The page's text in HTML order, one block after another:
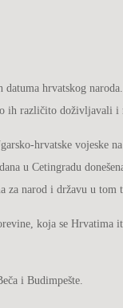
hrvatskog
ih različito doživljavali i
hrvatske vojeske
u Cetingradu
za narod i državu u tom
koja se Hrvatima
i Budimpešte.